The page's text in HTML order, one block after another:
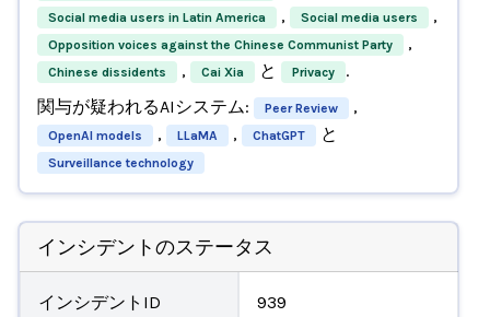
Social media users in Latin America , Social media users ,
Opposition voices against the Chinese Communist Party ,
Chinese dissidents , Cai Xia と Privacy
.
関与が疑われるAIシステム:
Peer Review ,
OpenAI models , LLaMA , ChatGPT と
Surveillance technology
インシデントのステータス
インシデントID 939